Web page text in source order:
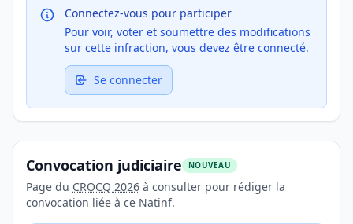
Connectez-vous pour participer
Pour voir, voter et soumettre des modifications
sur cette infraction, vous devez être connecté.
Se connecter
Convocation judiciaire NOUVEAU
Page du CROCQ 2026 à consulter pour rédiger la
convocation liée à ce Natinf.